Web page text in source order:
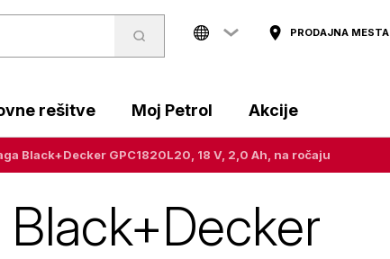
PRODAJNA MESTA
rešitve Moj Petrol Akcije
Black+Decker GPC1820L20, 18 V, 2,0 Ah, na ročaju